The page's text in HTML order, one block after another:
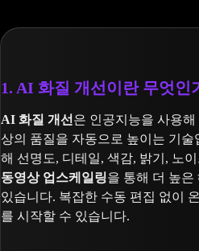
1. AI 화질 개선이란 무엇인
AI 화질 개선 은 인공지능을 사용
상의 품질을 자동으로 높이는 기
해 선명도, 디테일, 색감, 밝기, 노
동영상 업스케일링을 통해 더 높은
있습니다. 복잡한 수동 편집 없이
를 시작할 수 있습니다.